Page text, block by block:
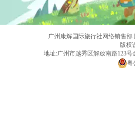
广州康辉国际旅行社网络销售部
版权
地址:广州市越秀区解放南路123
粤